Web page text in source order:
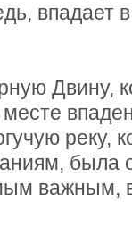
Двину,
реку,
была
важным,